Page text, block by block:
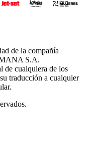
de la compañía
S.A.
de cualquiera de los
traducción a cualquier